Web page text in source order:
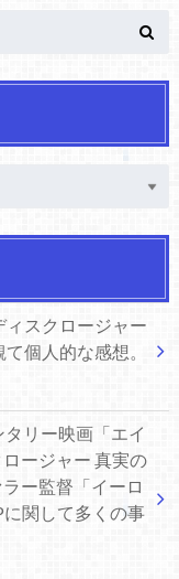
ィスクロージャー
個人的な感想。
リー映画「エイ
ージャー 真実の
ー監督「イーロ
関して多くの事